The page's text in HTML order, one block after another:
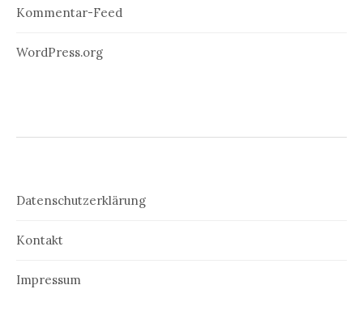
Kommentar-Feed
WordPress.org
Datenschutzerklärung
Kontakt
Impressum